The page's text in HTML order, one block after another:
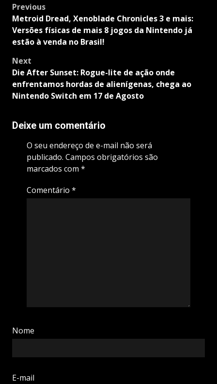
Post
navigation
Previous
Metroid Dread, Xenoblade Chronicles 3 e mais:
Versões físicas de mais 8 jogos da Nintendo já
estão à venda no Brasil!
Next
Die After Sunset: Rogue-lite de ação onde
enfrentamos hordas de alienígenas, chega ao
Nintendo Switch em 17 de Agosto
Deixe um comentário
O seu endereço de e-mail não será
publicado. Campos obrigatórios são
marcados com *
Comentário *
Nome
E-mail